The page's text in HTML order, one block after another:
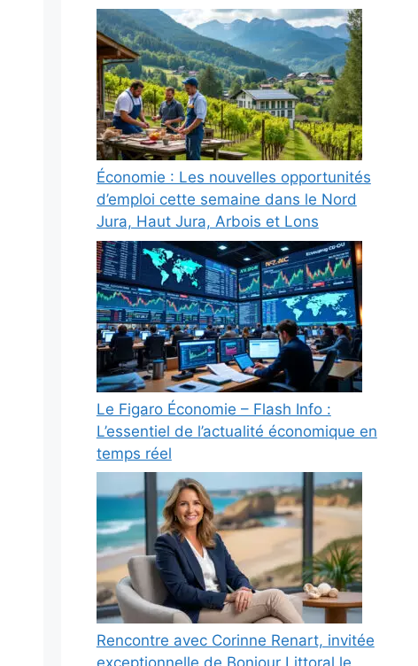
Économie : Les nouvelles opportunités
d’emploi cette semaine dans le Nord
Jura, Haut Jura, Arbois et Lons
Le Figaro Économie – Flash Info :
L’essentiel de l’actualité économique en
temps réel
Rencontre avec Corinne Renart, invitée
exceptionnelle de Bonjour Littoral le